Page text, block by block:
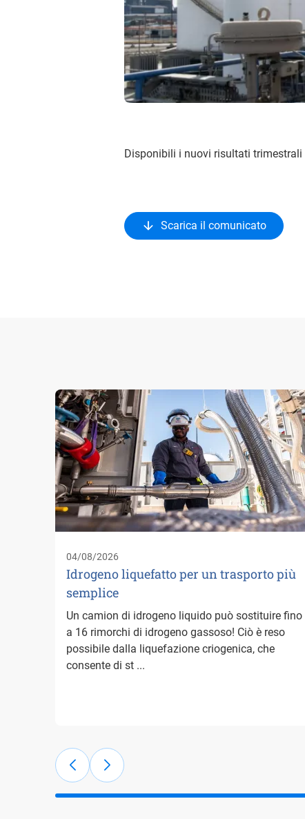
Disponibili i nuovi risultati trimestrali
Scarica il comunicato
04/08/2026
Idrogeno liquefatto per un trasporto più
semplice
Un camion di idrogeno liquido può sostituire fino
a 16 rimorchi di idrogeno gassoso! Ciò è reso
possibile dalla liquefazione criogenica, che
consente di st ...